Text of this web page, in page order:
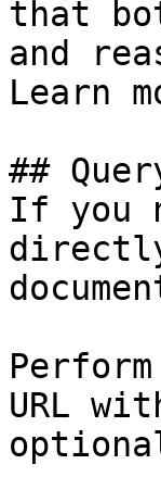
that
and
Learn
##
If you
URL